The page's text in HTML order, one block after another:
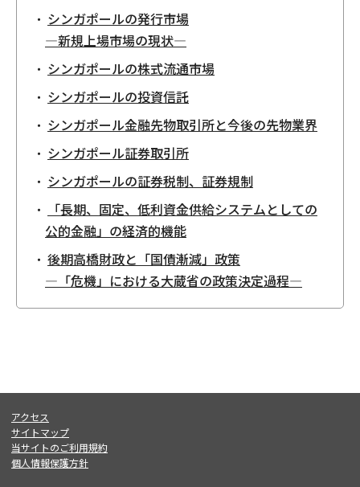
シンガポールの発行市場
―新規上場市場の現状―
シンガポールの株式流通市場
シンガポールの投資信託
シンガポール金融先物取引所と今後の先物業界
シンガポール証券取引所
シンガポールの証券税制、証券規制
「長期、固定、低利資金供給システムとしての
公的金融」の経済的機能
後期高橋財政と「国債漸減」政策
―「危機」における大蔵省の政策決定過程―
アクセス
サイトマップ
当サイトのご利用規約
個人情報保護方針